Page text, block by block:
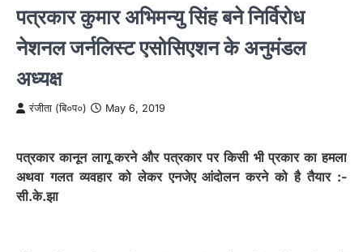
पत्रकार कुमार अभिमन्यु सिंह बने निर्विरोध
नेशनल जर्नलिस्ट एसोसिएशन के अनुमंडल
अध्यक्ष
रंजीता (बि०प०) May 6, 2019
पत्रकार कानून लागू करने और पत्रकार पर किसी भी प्रकार का हमला
अथवा गलत व्यवहार को लेकर एनजेए आंदोलन करने को है तैयार :-
सी.के.झा